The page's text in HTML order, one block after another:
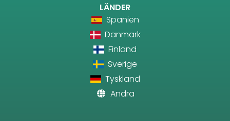
LÄNDER
Spanien
Danmark
Finland
Sverige
Tyskland
Andra